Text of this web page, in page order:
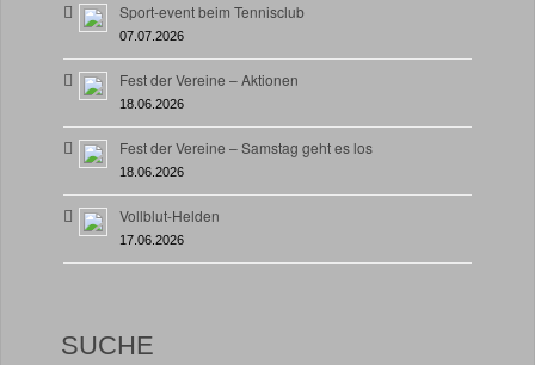
Sport-event beim Tennisclub
07.07.2026
Fest der Vereine – Aktionen
18.06.2026
Fest der Vereine – Samstag geht es los
18.06.2026
Vollblut-Helden
17.06.2026
SUCHE